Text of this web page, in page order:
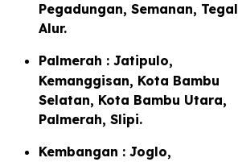
Pegadungan, Semanan, Tegal
Alur.
Palmerah : Jatipulo,
Kemanggisan, Kota Bambu
Selatan, Kota Bambu Utara,
Palmerah, Slipi.
Kembangan : Joglo,